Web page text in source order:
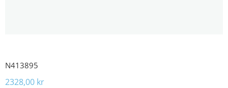
N413895
2328,00 kr